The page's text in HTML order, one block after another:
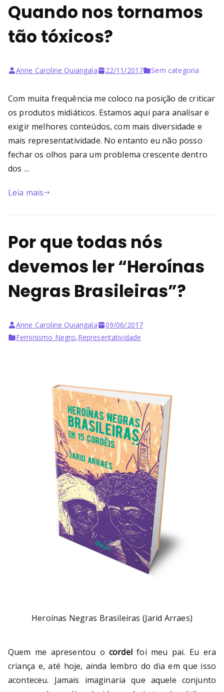
Quando nos tornamos
tão tóxicos?
Anne Caroline Quiangala 22/11/2017 Sem categoria
Com muita frequência me coloco na posição de criticar
os produtos midiáticos. Estamos aqui para analisar e
exigir melhores conteúdos, com mais diversidade e
mais representatividade. No entanto eu não posso
fechar os olhos para um problema crescente dentro
dos …
Leia mais
Por que todas nós
devemos ler “Heroínas
Negras Brasileiras”?
Anne Caroline Quiangala
09/06/2017
Feminismo Negro,Representatividade
Heroínas Negras Brasileiras (Jarid Arraes)
Quem me apresentou ocordelfoi meu pai. Eu era
criança e, até hoje, ainda lembro do dia em que isso
aconteceu. Jamais imaginaria que aquele conjunto